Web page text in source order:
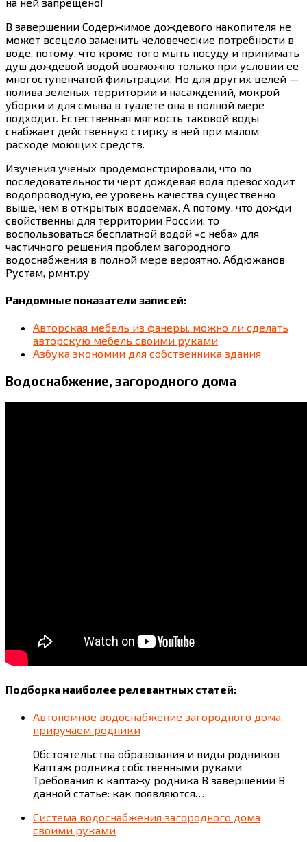
В завершении Содержимое дождевого накопителя не
может всецело заменить человеческие потребности в
воде, потому, что кроме того мыть посуду и принимать
душ дождевой водой возможно только при условии ее
многоступенчатой фильтрации. Но для других целей —
полива зеленых территории и насаждений, мокрой
уборки и для смыва в туалете она в полной мере
подходит. Естественная мягкость таковой воды
снабжает действенную стирку в ней при малом
расходе моющих средств.
Изучения ученых продемонстрировали, что по
последовательности черт дождевая вода превосходит
водопроводную, ее уровень качества существенно
выше, чем в открытых водоемах. А потому, что дожди
свойственны для территории России, то
воспользоваться бесплатной водой «с неба» для
частичного решения проблем загородного
водоснабжения в полной мере вероятно. Абдюжанов
Рустам, рмнт.ру
Рандомные показатели записей:
Авторская мебель из фанеры. можно ли сделать
авторскую мебель своими руками
Азбука экономии для собственника здания
Водоснабжение, загородного дома
Подборка наиболее релевантных статей:
Автономное водоснабжение загородного дома.
приручаем родники
Обстоятельства образования и виды родников
Каптаж родника собственными руками
Требования к каптажу родника В завершении В
данной статье: как появляются…
Система водоснабжения загородного дома
своими руками